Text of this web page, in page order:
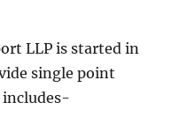
LLP is started in
single point
includes-